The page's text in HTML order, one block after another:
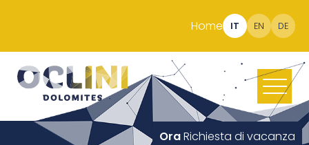
Home IT EN DE
OraRichiesta di vacanza